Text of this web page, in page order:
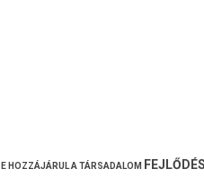
HOZZÁJÁRUL A TÁR­SADALOM